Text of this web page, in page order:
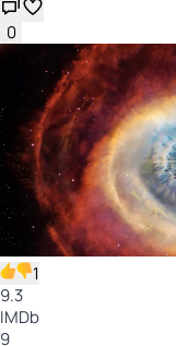
0
1
9.3
IMDb
9